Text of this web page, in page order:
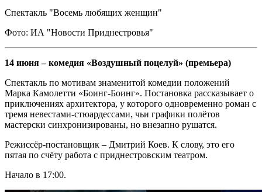
Спектакль "Восемь любящих женщин"
Фото: ИА "Новости Приднестровья"
14 июня – комедия «Воздушный поцелуй» (премьера)
Спектакль по мотивам знаменитой комедии положений
Марка Камолетти «Боинг-Боинг». Постановка рассказывает о
приключениях архитектора, у которого одновременно роман с
тремя невестами-стюардессами, чьи графики полётов
мастерски синхронизированы, но внезапно рушатся.
Режиссёр-постановщик – Дмитрий Коев. К слову, это его
пятая по счёту работа с приднестровским театром.
Начало в 17:00.